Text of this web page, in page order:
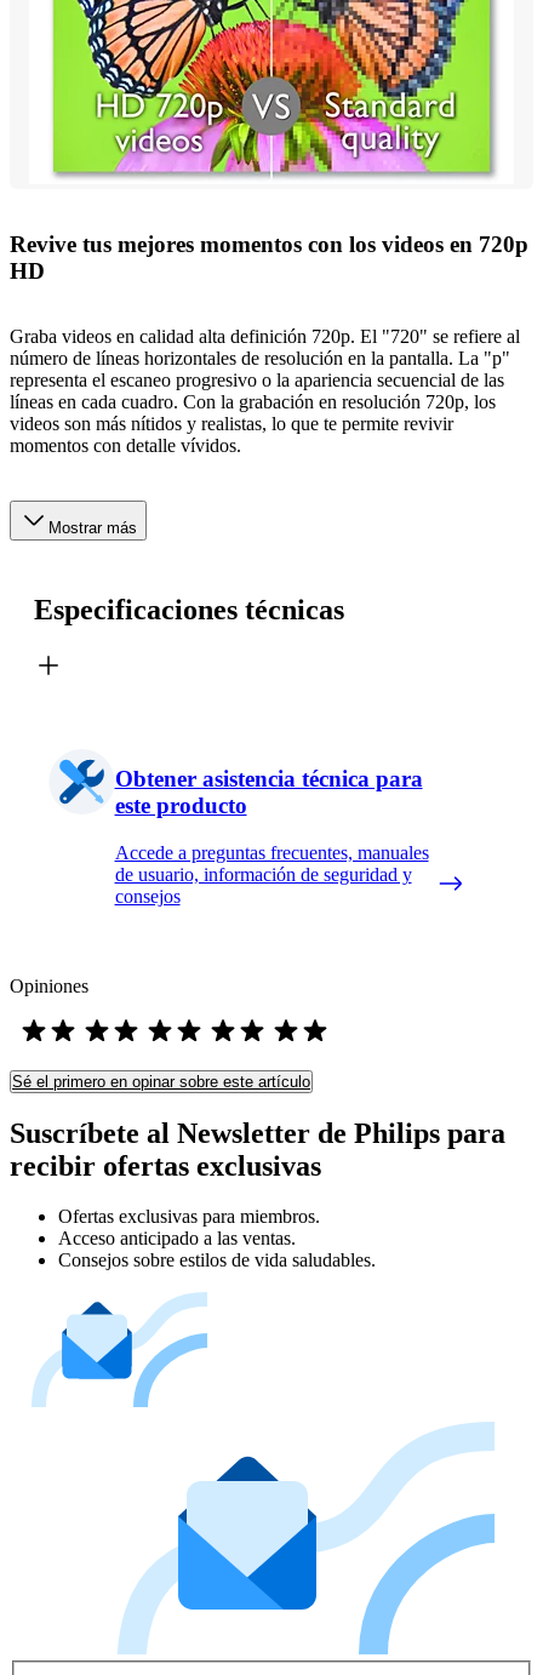
Revive tus mejores momentos con los videos en 720p
HD
Graba videos en calidad alta definición 720p. El "720" se refiere al
número de líneas horizontales de resolución en la pantalla. La "p"
representa el escaneo progresivo o la apariencia secuencial de las
líneas en cada cuadro. Con la grabación en resolución 720p, los
videos son más nítidos y realistas, lo que te permite revivir
momentos con detalle vívidos.
Mostrar más
Especificaciones técnicas
Obtener asistencia técnica para
este producto
Accede a preguntas frecuentes, manuales
de usuario, información de seguridad y
consejos
Opiniones
Sé el primero en opinar sobre este artículo
Suscríbete al Newsletter de Philips para
recibir ofertas exclusivas
Ofertas exclusivas para miembros.
Acceso anticipado a las ventas.
Consejos sobre estilos de vida saludables.